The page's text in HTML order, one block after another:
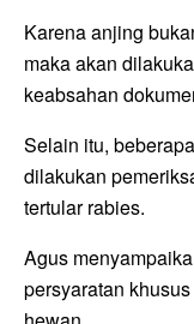
Karena anjing
maka akan
keabsahan
Selain itu,
dilakukan
tertular rabies.
Agus
persyaratan